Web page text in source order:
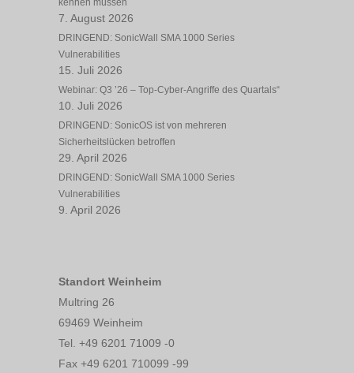
kennen müssen
7. August 2026
DRINGEND: SonicWall SMA 1000 Series
Vulnerabilities
15. Juli 2026
Webinar: Q3 ’26 – Top-Cyber-Angriffe des Quartals“
10. Juli 2026
DRINGEND: SonicOS ist von mehreren
Sicherheitslücken betroffen
29. April 2026
DRINGEND: SonicWall SMA 1000 Series
Vulnerabilities
9. April 2026
Standort Weinheim
Multring 26
69469 Weinheim
Tel. +49 6201 71009 -0
Fax +49 6201 710099 -99